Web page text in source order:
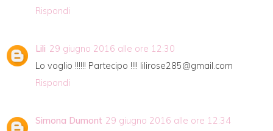
Rispondi
Lili 29 giugno 2016 alle ore 12:30
Lo voglio !!!!!! Partecipo !!!! lilirose285@gmail.com
Rispondi
Simona Dumont 29 giugno 2016 alle ore 12:34